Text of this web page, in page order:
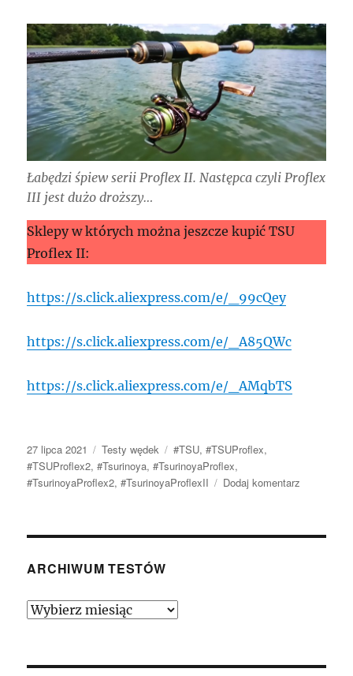
Łabędzi śpiew serii Proflex II. Następca czyli Proflex
III jest dużo droższy…
Sklepy w których można jeszcze kupić TSU
Proflex II:
https://s.click.aliexpress.com/e/_99cQey
https://s.click.aliexpress.com/e/_A85QWc
https://s.click.aliexpress.com/e/_AMqbTS
Data
publikacji
27 lipca 2021 Kategorie
Testy wędek Tagi
#TSU,#TSUProflex,
#TSUProflex2,#Tsurinoya,#TsurinoyaProflex,
#TsurinoyaProflex2,#TsurinoyaProflexII Dodaj komentarz
II
wklejanka,
ARCHIWUM TESTÓW
Archiwum